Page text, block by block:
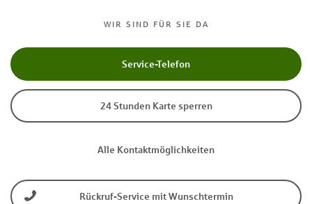
WIR SIND FÜR SIE DA
Service-Telefon
24 Stunden Karte sperren
Alle Kontaktmöglichkeiten
Rückruf-Service mit Wunschtermin